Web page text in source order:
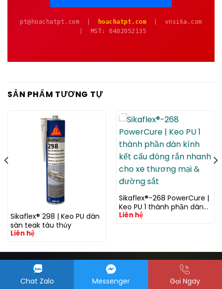
pt@hoachatpt.com | hoachatpt.com | vnsika.com
| MST: 0402052135
SẢN PHẨM TƯƠNG TỰ
Sikaflex® 298 | Keo PU dán
sàn teak tàu thủy
Liên hệ
Sikaflex®-268 PowerCure |
Keo PU 1 thành phần dán
kính kết cấu đóng rắn
Liên hệ
Chat Zalo Messenger Gọi Ngay